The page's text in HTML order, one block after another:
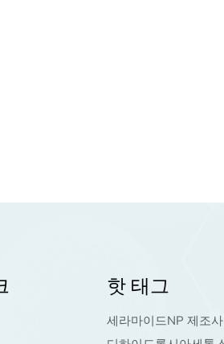
핫 태그
세라마이드NP 제조사